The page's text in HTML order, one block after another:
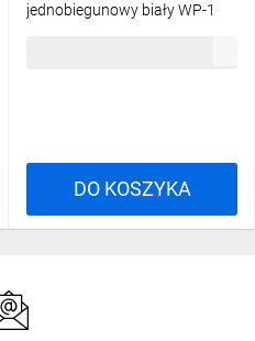
jednobiegunowy biały WP-1
DO KOSZYKA